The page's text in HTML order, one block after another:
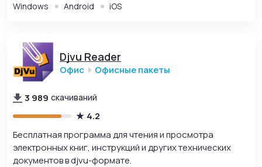
Windows Android iOS
Djvu Reader
Офис Офисные пакеты
3 989 скачиваний
4.2
Бесплатная программа для чтения и просмотра
электронных книг, инструкций и других технических
документов в djvu-формате.